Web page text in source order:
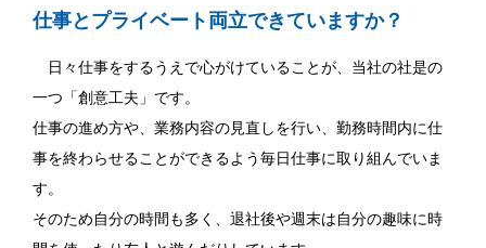
仕事とプライベート両立できていますか？
日々仕事をするうえで心がけていることが、当社の社是の
一つ「創意工夫」です。
仕事の進め方や、業務内容の見直しを行い、勤務時間内に仕
事を終わらせることができるよう毎日仕事に取り組んでいま
す。
そのため自分の時間も多く、退社後や週末は自分の趣味に時